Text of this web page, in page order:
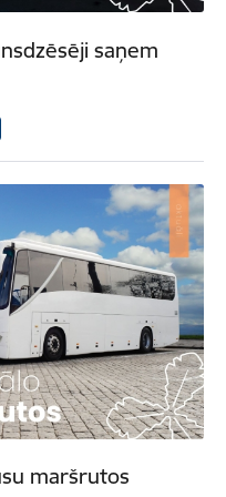
saņem
maršrutos